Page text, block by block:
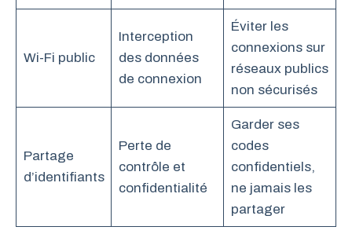
Wi-Fi public
Interception
des données
de connexion
Éviter les
connexions sur
réseaux publics
non sécurisés
Partage
d’identifiants
Perte de
contrôle et
confidentialité
Garder ses
codes
confidentiels,
ne jamais les
partager